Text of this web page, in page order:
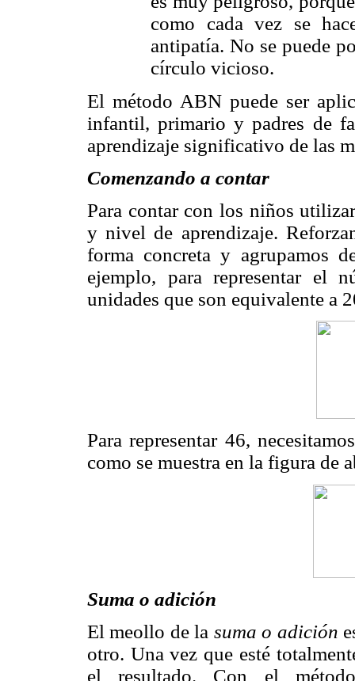
como cada vez se
antipatía. No se puede
círculo vicioso.
El método ABN puede ser
infantil, primario y padres de
aprendizaje significativo de las
Comenzando a contar
Para contar con los niños
y nivel de aprendizaje.
forma concreta y agrupamos
ejemplo, para representar el
unidades que son equivalente a
Para representar 46,
como se muestra en la figura de
Suma o adición
El meollo de la suma o adición
otro. Una vez que esté
el resultado. Con el